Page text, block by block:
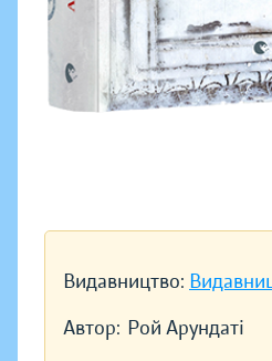
Видавництво:
Автор: Рой Арундаті